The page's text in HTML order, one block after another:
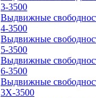
3-3500
Выдвижные
4-3500
Выдвижные
5-3500
Выдвижные
6-3500
Выдвижные
3X-3500